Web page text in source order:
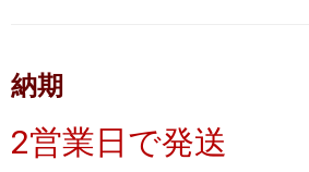
納期
2営業日で発送